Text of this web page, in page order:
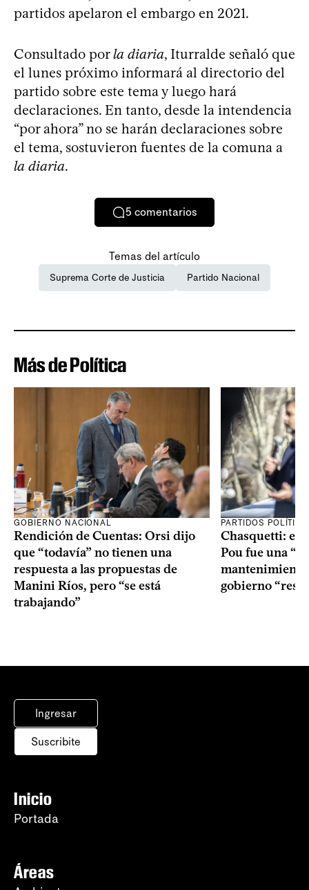
partidos apelaron el embargo en 2021.
Consultado porla diaria, Iturralde señaló que
el lunes próximo informará al directorio del
partido sobre este tema y luego hará
declaraciones. En tanto, desde la intendencia
“por ahora” no se harán declaraciones sobre
el tema, sostuvieron fuentes de la comuna a
la diaria.
5 comentarios
Temas del artículo
Suprema Corte de Justicia Partido Nacional
Más de Política
GOBIERNO NACIONAL
Rendición de Cuentas: Orsi dijo
que “todavía” no tienen una
respuesta a las propuestas de
Manini Ríos, pero “se está
trabajando”
PARTIDOS
Chasquetti: el
Pou fue una
gobierno
Ingresar
Suscribite
Inicio
Portada
Áreas